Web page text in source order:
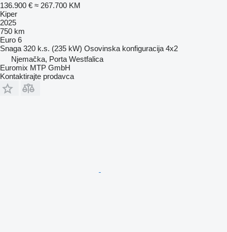
136.900 € ≈ 267.700 KM
Kiper
2025
750 km
Euro 6
Snaga 320 k.s. (235 kW) Osovinska konfiguracija 4x2
Njemačka, Porta Westfalica
Euromix MTP GmbH
Kontaktirajte prodavca